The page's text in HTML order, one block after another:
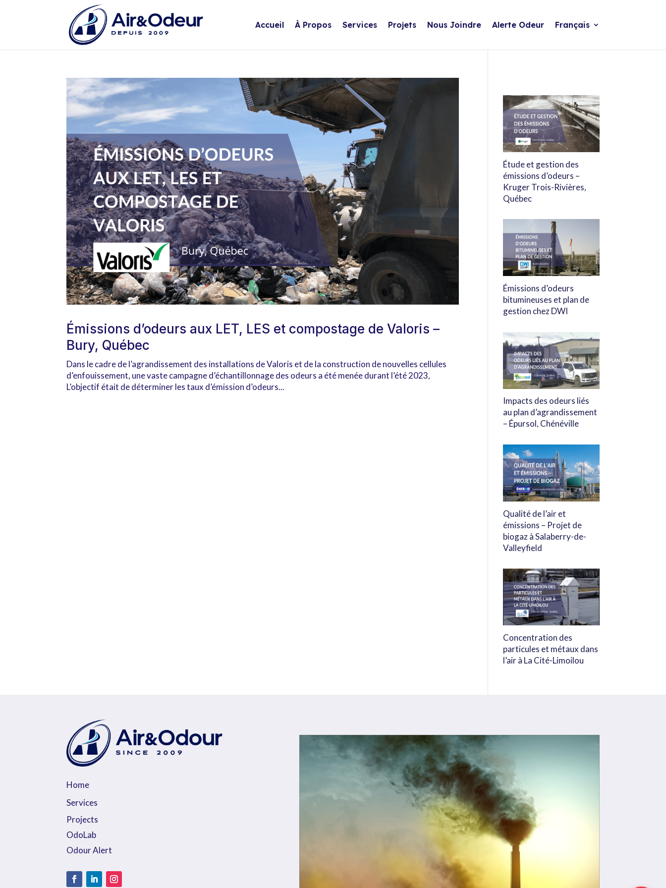
Accueil À Propos Services Projets Nous Joindre Alerte Odeur Français
Émissions d’odeurs aux LET, LES et compostage de Valoris –
Bury, Québec
Dans le cadre de l’agrandissement des installations de Valoris et de la construction de nouvelles cellules
d’enfouissement, une vaste campagne d’échantillonnage des odeurs a été menée durant l’été 2023,
L’objectif était de déterminer les taux d’émission d’odeurs...
Étude et gestion des
émissions d’odeurs –
Kruger Trois-Rivières,
Québec
Émissions d’odeurs
bitumineuses et plan de
gestion chez DWI
Impacts des odeurs liés
au plan d’agrandissement
– Épursol, Chénéville
Qualité de l’air et
émissions – Projet de
biogaz à Salaberry-de-
Valleyfield
Concentration des
particules et métaux dans
l’air à La Cité-Limoilou
Home
Services
Projects
OdoLab
Odour Alert